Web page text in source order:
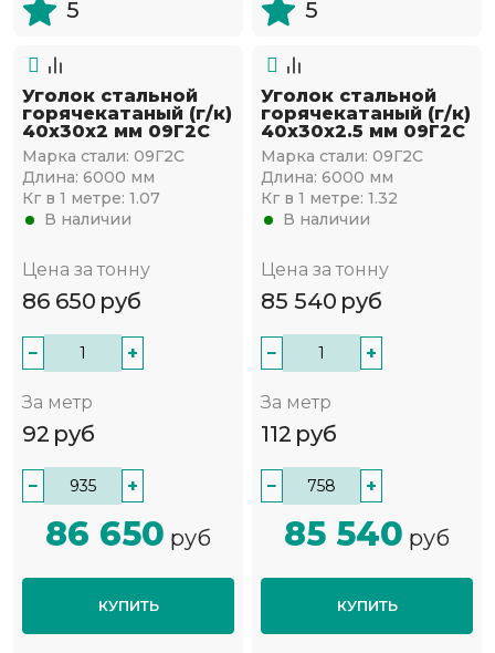
5 5
Уголок стальной
горячекатаный (г/к)
40х30x2 мм 09Г2С
Марка стали: 09Г2С
Длина: 6000 мм
Кг в 1 метре: 1.07
В наличии
Цена за тонну
86 650 руб
− +
За метр
92 руб
− +
86 650 руб
КУПИТЬ
Уголок стальной
горячекатаный (г/к)
40х30x2.5 мм 09Г2С
Марка стали: 09Г2С
Длина: 6000 мм
Кг в 1 метре: 1.32
В наличии
Цена за тонну
85 540 руб
− +
За метр
112 руб
− +
85 540 руб
КУПИТЬ